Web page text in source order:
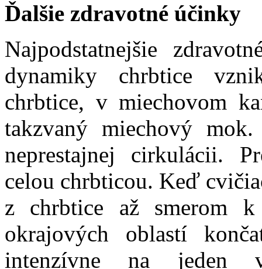
Ďalšie zdravotné účinky
Najpodstatnejšie
dynamiky chrbtice
chrbtice, v miechovom
takzvaný miechový
neprestajnej cirkulácii.
celou chrbticou. Keď
z chrbtice až smerom
okrajových oblastí
intenzívne na jeden